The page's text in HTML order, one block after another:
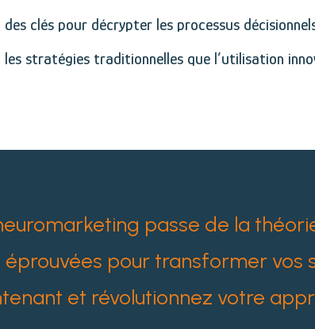
des clés pour décrypter les processus
stratégies traditionnelles que l’utilisation
passe de la
pour transformer vos
et révolutionnez votre